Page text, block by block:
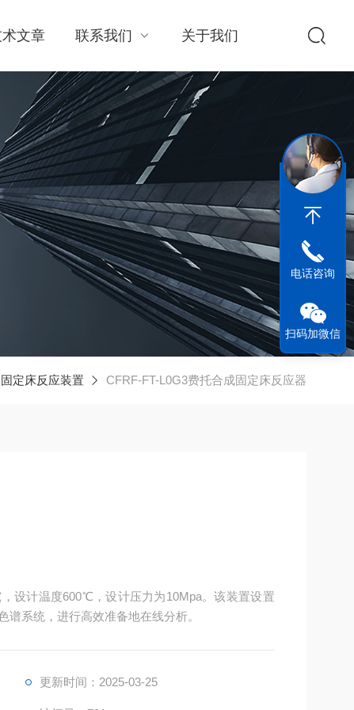
文章 联系我们 关于我们
固定床反应装置 CFRF-FT-L0G3费托合成固定床反应器
设计温度600℃，设计压力为10Mpa。该装置设置
系统，进行高效准备地在线分析。
更新时间：2025-03-25
电话咨询
扫码加微信